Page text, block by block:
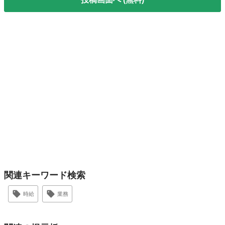
関連キーワード検索
時給 業務